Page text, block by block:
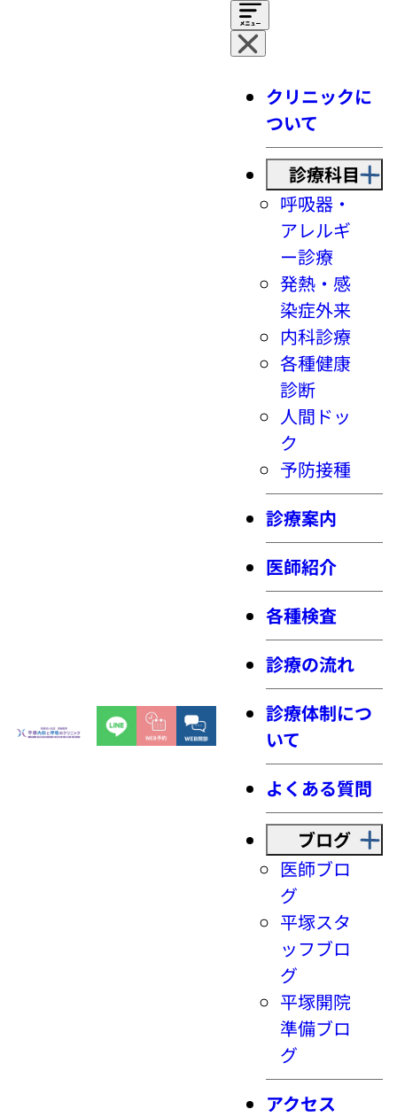
クリニックに
ついて
診療科目
呼吸器・
アレルギ
ー診療
発熱・感
染症外来
内科診療
各種健康
診断
人間ドッ
ク
予防接種
診療案内
医師紹介
各種検査
診療の流れ
診療体制につ
いて
よくある質問
ブログ
医師ブロ
グ
平塚スタ
ッフブロ
グ
平塚開院
準備ブロ
グ
アクセス